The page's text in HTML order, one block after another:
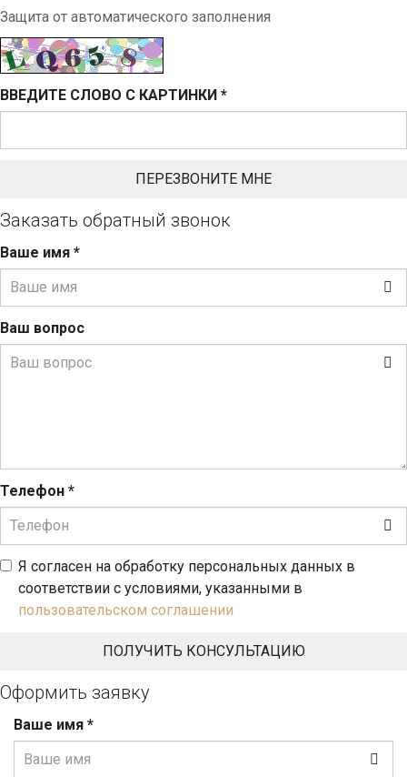
Защита от автоматического заполнения
ВВЕДИТЕ СЛОВО С КАРТИНКИ *
Заказать обратный звонок
Ваше имя *
Ваш вопрос
Телефон *
Я согласен на обработку персональных данных в
соответствии с условиями, указанными в
пользовательском соглашении
Оформить заявку
Ваше имя *